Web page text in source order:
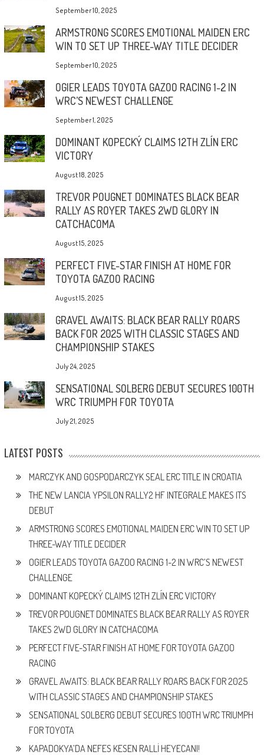
September 10, 2025
ARMSTRONG SCORES EMOTIONAL MAIDEN ERC
WIN TO SET UP THREE-WAY TITLE DECIDER
September 10, 2025
OGIER LEADS TOYOTA GAZOO RACING 1-2 IN
WRC’S NEWEST CHALLENGE
September 1, 2025
DOMINANT KOPECKÝ CLAIMS 12TH ZLÍN ERC
VICTORY
August 18, 2025
TREVOR POUGNET DOMINATES BLACK BEAR
RALLY AS ROYER TAKES 2WD GLORY IN
CATCHACOMA
August 15, 2025
PERFECT FIVE-STAR FINISH AT HOME FOR
TOYOTA GAZOO RACING
August 15, 2025
GRAVEL AWAITS: BLACK BEAR RALLY ROARS
BACK FOR 2025 WITH CLASSIC STAGES AND
CHAMPIONSHIP STAKES
July 24, 2025
SENSATIONAL SOLBERG DEBUT SECURES 100TH
WRC TRIUMPH FOR TOYOTA
July 21, 2025
LATEST POSTS
MARCZYK AND GOSPODARCZYK SEAL ERC TITLE IN CROATIA
THE NEW LANCIA YPSILON RALLY2 HF INTEGRALE MAKES ITS
DEBUT
ARMSTRONG SCORES EMOTIONAL MAIDEN ERC WIN TO SET UP
THREE-WAY TITLE DECIDER
OGIER LEADS TOYOTA GAZOO RACING 1-2 IN WRC’S NEWEST
CHALLENGE
DOMINANT KOPECKÝ CLAIMS 12TH ZLÍN ERC VICTORY
TREVOR POUGNET DOMINATES BLACK BEAR RALLY AS ROYER
TAKES 2WD GLORY IN CATCHACOMA
PERFECT FIVE-STAR FINISH AT HOME FOR TOYOTA GAZOO
RACING
GRAVEL AWAITS: BLACK BEAR RALLY ROARS BACK FOR 2025
WITH CLASSIC STAGES AND CHAMPIONSHIP STAKES
SENSATIONAL SOLBERG DEBUT SECURES 100TH WRC TRIUMPH
FOR TOYOTA
KAPADOKYA’DA NEFES KESEN RALLİ HEYECANI!